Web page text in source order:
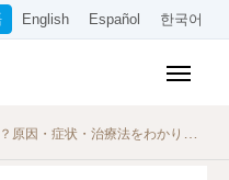
English Español 한국어
・症状・治療法をわかりやすく解説